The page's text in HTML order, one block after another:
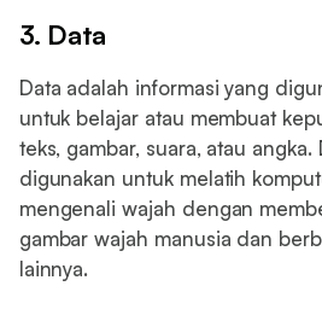
3. Data
Data adalah informasi yang
untuk belajar atau membuat
teks, gambar, suara, atau
digunakan untuk melatih
mengenali wajah dengan
gambar wajah manusia dan
lainnya.